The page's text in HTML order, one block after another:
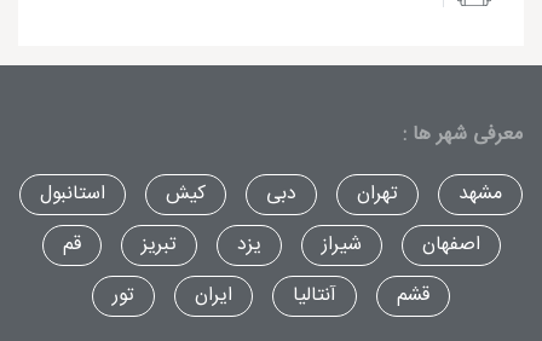
معرفی شهر ها :
مشهد
تهران دبی کیش
استانبول
اصفهان
شیراز یزد تبریز
قم
قشم
آنتالیا ایران تور